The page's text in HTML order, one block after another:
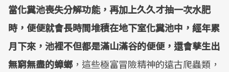
當化糞池喪失分解功能，再加上久久才抽一次水肥
時，便便就會長時間堆積在地下室化糞池中，經年累
月下來，池裡不但都是滿山滿谷的便便，還會孳生出
無窮無盡的蟑螂 ，這些極富冒險精神的遠古爬蟲類，